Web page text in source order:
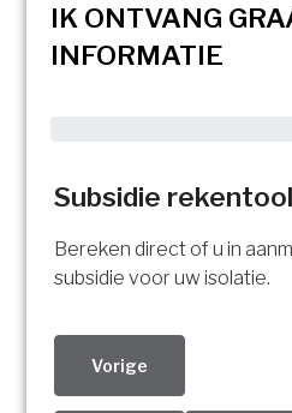
IK ONTVANG
INFORMATIE
Subsidie rekentool
Bereken direct of u in
subsidie voor uw isolatie.
Vorige